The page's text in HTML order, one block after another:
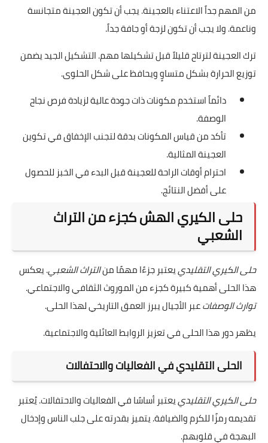
درجة مئوية. ثم خبز المعمول لمدة 10 إلى 12 دقيقة.
من المهم جداً عدم فتح باب الفرن كثيرًا. هذا يمنع التقلبات في درجة
الحرارة التي قد تؤثر على الطهي.
تجنب أخطاء شائعة في تحضير معمول الكيري
من المهم جداً الاعتناء بالعجينة. يجب أن تكون العجينة متجانسة
وناعمة. ولا يجب أن تكون لزجة أو جافة جداً.
ترك العجينة لترتاح قليلاً قبل تشكيلها مهم. التشكيل الجيد يضمن
توزيع الحرارة بشكل متساوٍ ويحافظ على شكل الحلوى.
دائماً استخدم مكونات ذات جودة عالية لزيادة فرص نجاح
الوصفة.
تأكد من قياس المكونات بدقة لتجنب الإخفاق في تكوين
العجينة المثالية.
احترام أوقات الراحة للعجينة قبل البدء في الخبز للحصول
حلى الكيري الهش كجزء من التراث
الشعبي
حلى الكيري التقليدييعتبر جزءًا مهمًا منالتراث الشعبي. يعكس
هذا الحلى أهمية كبيرة كجزء من الموروث الثقافي والاجتماعي.
توارث الوصفاتعبر الأجيال يبرز العمق التاريخي لهذا الحلى.